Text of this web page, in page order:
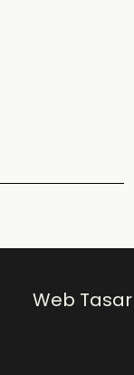
Web